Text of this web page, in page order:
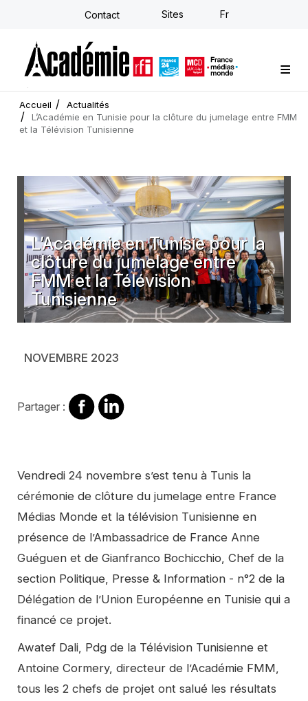
Aller
principal
Contact Sites Fr
Formations sur-mesure
Conseil stratégique
E-learning individuel
L'Académie
Actualités
Newsletter
Accueil
Actualités
L’Académie en Tunisie pour la clôture du jumelage entre FMM
et la Télévision Tunisienne
L’Académie en Tunisie pour la
clôture du jumelage entre
FMM et la Télévision
Tunisienne
NOVEMBRE 2023
Partager : Partager
sur
Partager
sur
Contenu
Vendredi 24 novembre s’est tenu à Tunis la
cérémonie de clôture du jumelage entre France
Médias Monde et la télévision Tunisienne en
présence de l’Ambassadrice de France Anne
Guéguen et de Gianfranco Bochicchio, Chef de la
section Politique, Presse & Information - n°2 de la
Délégation de l’Union Européenne en Tunisie qui a
financé ce projet.
Awatef Dali, Pdg de la Télévision Tunisienne et
Antoine Cormery, directeur de l’Académie FMM,
tous les 2 chefs de projet ont salué les résultats